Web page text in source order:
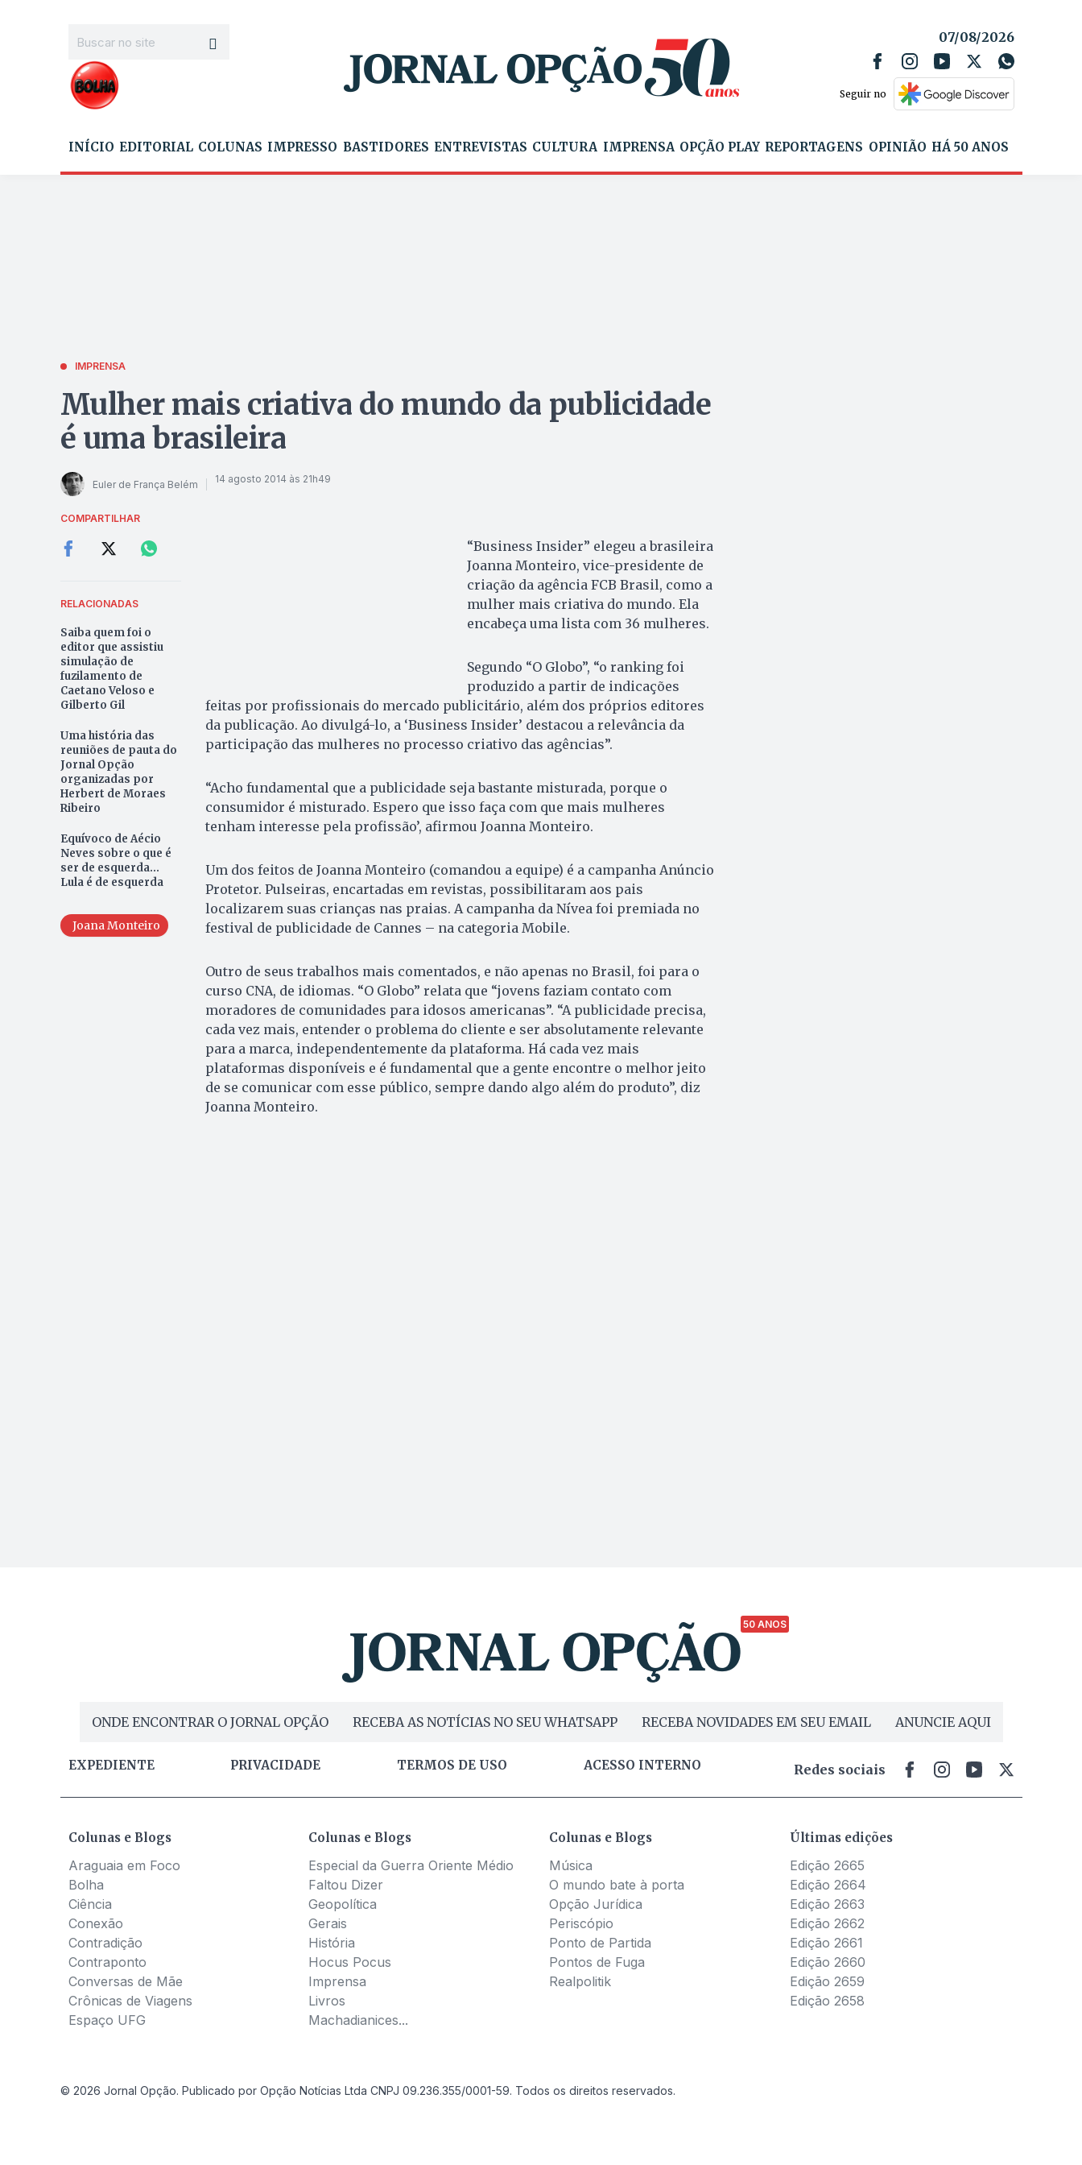
07/08/2026
Seguir no
INÍCIO EDITORIAL COLUNAS IMPRESSO BASTIDORES ENTREVISTAS CULTURA IMPRENSA OPÇÃO PLAY REPORTAGENS OPINIÃO HÁ 50 ANOS
IMPRENSA
Mulher mais criativa do mundo da publicidade
é uma brasileira
Euler de França Belém 14 agosto 2014 às 21h49
COMPARTILHAR
RELACIONADAS
Saiba quem foi o
editor que assistiu
simulação de
fuzilamento de
Caetano Veloso e
Gilberto Gil
Uma história das
reuniões de pauta do
Jornal Opção
organizadas por
Herbert de Moraes
Ribeiro
Equívoco de Aécio
Neves sobre o que é
ser de esquerda...
Lula é de esquerda
Joana Monteiro
“Business Insider” elegeu a brasileira
Joanna Monteiro, vice-presidente de
criação da agência FCB Brasil, como a
mulher mais criativa do mundo. Ela
encabeça uma lista com 36 mulheres.
Segundo “O Globo”, “o ranking foi
produzido a partir de indicações
feitas por profissionais do mercado publicitário, além dos próprios editores
da publicação. Ao divulgá-lo, a ‘Business Insider’ destacou a relevância da
participação das mulheres no processo criativo das agências”.
“Acho fundamental que a publicidade seja bastante misturada, porque o
consumidor é misturado. Espero que isso faça com que mais mulheres
tenham interesse pela profissão’, afirmou Joanna Monteiro.
Um dos feitos de Joanna Monteiro (comandou a equipe) é a campanha Anúncio
Protetor. Pulseiras, encartadas em revistas, possibilitaram aos pais
localizarem suas crianças nas praias. A campanha da Nívea foi premiada no
festival de publicidade de Cannes – na categoria Mobile.
Outro de seus trabalhos mais comentados, e não apenas no Brasil, foi para o
curso CNA, de idiomas. “O Globo” relata que “jovens faziam contato com
moradores de comunidades para idosos americanas”. “A publicidade precisa,
cada vez mais, entender o problema do cliente e ser absolutamente relevante
para a marca, independentemente da plataforma. Há cada vez mais
plataformas disponíveis e é fundamental que a gente encontre o melhor jeito
de se comunicar com esse público, sempre dando algo além do produto”, diz
Joanna Monteiro.
50 ANOS
ONDE ENCONTRAR O JORNAL OPÇÃO RECEBA AS NOTÍCIAS NO SEU WHATSAPP RECEBA NOVIDADES EM SEU EMAIL ANUNCIE AQUI
EXPEDIENTE PRIVACIDADE TERMOS DE USO ACESSO INTERNO Redes sociais
Colunas e Blogs
Araguaia em Foco
Bolha
Ciência
Conexão
Contradição
Contraponto
Conversas de Mãe
Crônicas de Viagens
Espaço UFG
Colunas e Blogs
Especial da Guerra Oriente Médio
Faltou Dizer
Geopolítica
Gerais
História
Hocus Pocus
Imprensa
Livros
Machadianices...
Colunas e Blogs
Música
O mundo bate à porta
Opção Jurídica
Periscópio
Ponto de Partida
Pontos de Fuga
Realpolitik
Últimas edições
Edição 2665
Edição 2664
Edição 2663
Edição 2662
Edição 2661
Edição 2660
Edição 2659
Edição 2658
© 2026 Jornal Opção. Publicado por Opção Notícias Ltda CNPJ 09.236.355/0001-59. Todos os direitos reservados.